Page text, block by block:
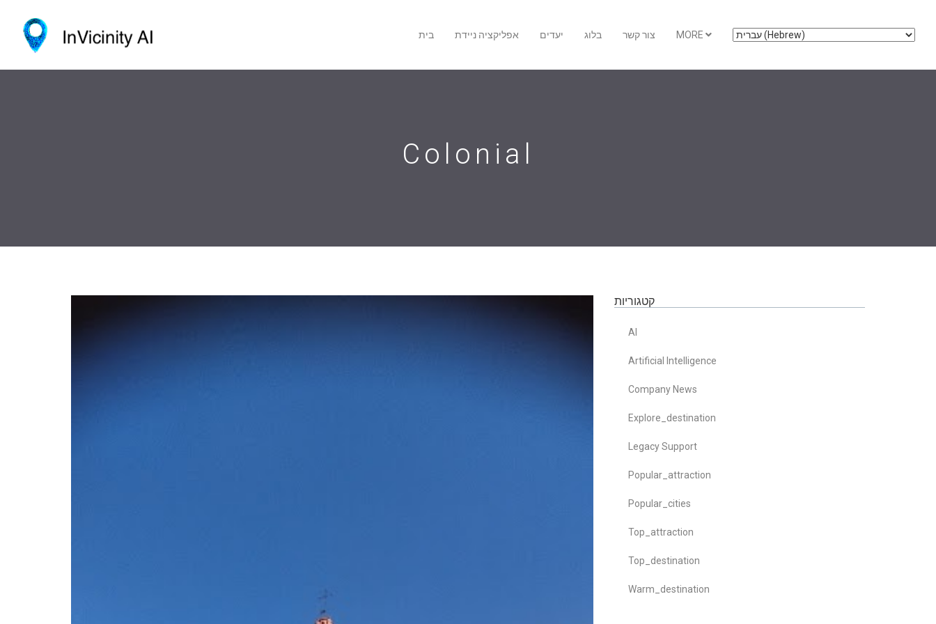
בית אפליקציה ניידת יעדים בלוג צור קשר MORE
Colonial
קטגוריות
AI
Artificial Intelligence
Company News
Explore_destination
Legacy Support
Popular_attraction
Popular_cities
Top_attraction
Top_destination
Warm_destination